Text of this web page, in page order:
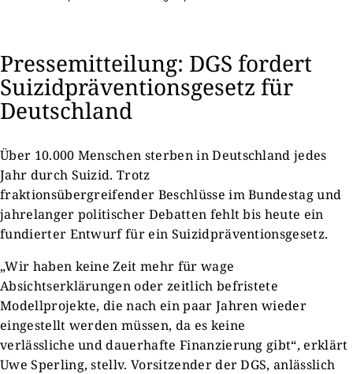
Pressemitteilung: DGS fordert
Suizidpräventionsgesetz für
Deutschland
Über 10.000 Menschen sterben in Deutschland jedes
Jahr durch Suizid. Trotz
fraktionsübergreifender Beschlüsse im Bundestag und
jahrelanger politischer Debatten fehlt bis heute ein
fundierter Entwurf für ein Suizidpräventionsgesetz.
„Wir haben keine Zeit mehr für wage
Absichtserklärungen oder zeitlich befristete
Modellprojekte, die nach ein paar Jahren wieder
eingestellt werden müssen, da es keine
verlässliche und dauerhafte Finanzierung gibt“, erklärt
Uwe Sperling, stellv. Vorsitzender der DGS, anlässlich